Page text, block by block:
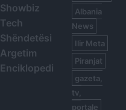
Showbiz
Tech
Shëndetësi
Argetim
Enciklopedi
Albania
News
Ilir Meta
Piranjat
gazeta,
tv,
portale